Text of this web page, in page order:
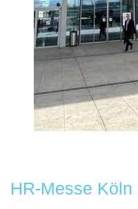
HR-Messe Köln